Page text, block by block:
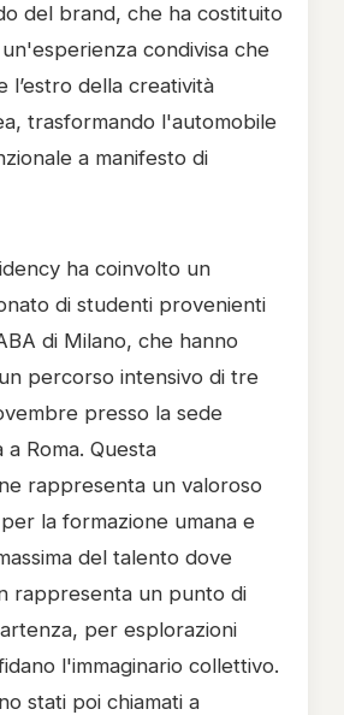
del brand, che ha costituito
un'esperienza condivisa che
l’estro della creatività
trasformando l'automobile
a manifesto di
ha coinvolto un
di studenti provenienti
di Milano, che hanno
percorso intensivo di tre
presso la sede
a Roma. Questa
rappresenta un valoroso
la formazione umana e
del talento dove
rappresenta un punto di
per esplorazioni
l'immaginario collettivo.
stati poi chiamati a